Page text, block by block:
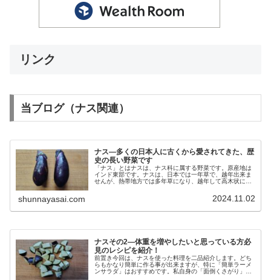
リンク
当ブログ（ナス関連）
ナス―多くの日本人に古くから愛されてきた、歴
史の長い野菜です
「ナス」とはナスは、ナス科に属する野菜です。原産地は
インド東部です。ナスは、日本では一年草で、越年出来ま
せんが、熱帯地方では多年草になり、越年して高木状にな
shunnayasai.com 2024.11.02
ナスその2―体重を増やしたいと思っている方必
見のレシピを紹介！
前置き今回は、ナスを使った料理を二品紹介します。どち
らもかなり簡単に作る事が出来ますが、特に「簡単ラーメ
ンサラダ」はおすすめです。私自身の「面倒くさがり」な